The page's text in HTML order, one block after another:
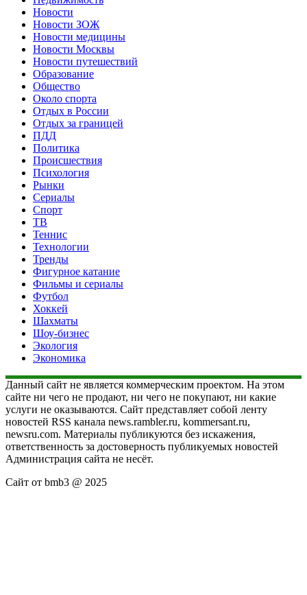
Новости
Новости ЗОЖ
Новости медицины
Новости Москвы
Новости путешествий
Образование
Общество
Около спорта
Отдых в России
Отдых за границей
ПДД
Политика
Происшествия
Психология
Рынки
Сериалы
Спорт
ТВ
Теннис
Технологии
Тренды
Фигурное катание
Фильмы и сериалы
Футбол
Хоккей
Шахматы
Шоу-бизнес
Экология
Экономика
Данный сайт не является коммерческим проектом. На этом
сайте ни чего не продают, ни чего не покупают, ни какие
услуги не оказываются. Сайт представляет собой ленту
новостей RSS канала news.rambler.ru, kommersant.ru,
newsru.com. Материалы публикуются без искажения,
ответственность за достоверность публикуемых новостей
Администрация сайта не несёт.
Сайт от bmb3 @ 2025